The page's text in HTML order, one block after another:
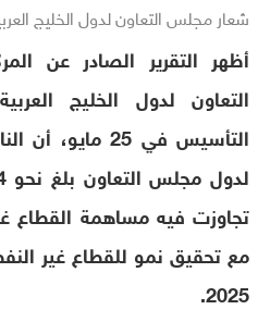
شعار مجلس التعاون لدول الخليج
أظهر التقرير الصادر عن
التعاون لدول الخليج
التأسيس في 25
2025.